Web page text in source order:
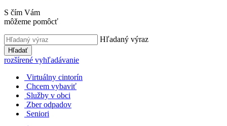
S čím Vám
môžeme pomôcť
Hľadaný výraz
Hľadať
rozšírené vyhľadávanie
Virtuálny cintorín
Chcem vybaviť
Služby v obci
Zber odpadov
Seniori